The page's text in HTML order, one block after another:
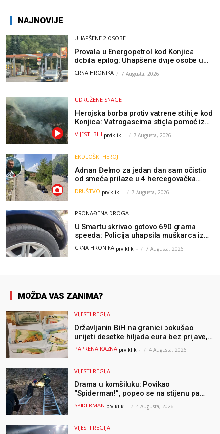
NAJNOVIJE
UHAPŠENE 2 OSOBE
Provala u Energopetrol kod Konjica
dobila epilog: Uhapšene dvije osobe u
Čapljini i Jablanici
CRNA HRONIKA 7 Augusta, 2026
UDRUŽENE SNAGE
Herojska borba protiv vatrene stihije kod
Konjica: Vatrogascima stigla pomoć iz
Sarajeva, helikopteri i Air Tractori
udružili snage
VIJESTI BIH prviklik - 7 Augusta, 2026
EKOLOŠKI HEROJ
Adnan Đelmo za jedan dan sam očistio
od smeća prilaze u 4 hercegovačka
grada: “Danas nisam čistio samo smeće,
čistio sam sliku o nama”
DRUŠTVO prviklik - 7 Augusta, 2026
PRONAĐENA DROGA
U Smartu skrivao gotovo 690 grama
speeda: Policija uhapsila muškarca iz
Hercegovine
CRNA HRONIKA prviklik - 7 Augusta, 2026
MOŽDA VAS ZANIMA?
VIJESTI REGIJA
Državljanin BiH na granici pokušao
unijeti desetke hiljada eura bez prijave,
uslijedila “paprena” kazna
PAPRENA KAZNA prviklik - 4 Augusta, 2026
VIJESTI REGIJA
Drama u komšiluku: Povikao
“Spiderman!”, popeo se na stijenu pa
ostao zarobljen
SPIDERMAN prviklik - 4 Augusta, 2026
VIJESTI REGIJA